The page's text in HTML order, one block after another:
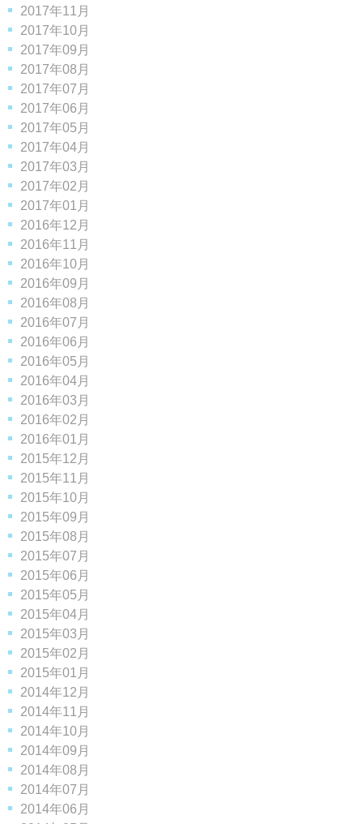
2017年11月
2017年10月
2017年09月
2017年08月
2017年07月
2017年06月
2017年05月
2017年04月
2017年03月
2017年02月
2017年01月
2016年12月
2016年11月
2016年10月
2016年09月
2016年08月
2016年07月
2016年06月
2016年05月
2016年04月
2016年03月
2016年02月
2016年01月
2015年12月
2015年11月
2015年10月
2015年09月
2015年08月
2015年07月
2015年06月
2015年05月
2015年04月
2015年03月
2015年02月
2015年01月
2014年12月
2014年11月
2014年10月
2014年09月
2014年08月
2014年07月
2014年06月